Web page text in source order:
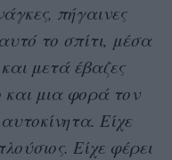
πήγαινες
το σπίτι, μέσα
μετά έβαζες
μια φορά τον
Είχε
Είχε φέρει